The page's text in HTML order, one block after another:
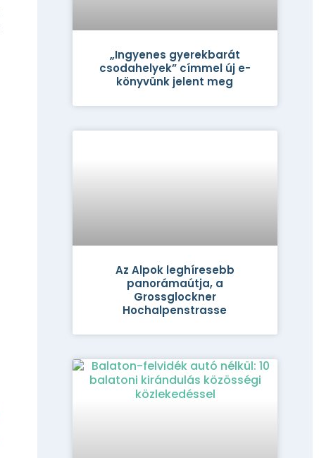
„Ingyenes gyerekbarát
csodahelyek” címmel új e-
könyvünk jelent meg
Az Alpok leghíresebb
panorámaútja, a
Grossglockner
Hochalpenstrasse